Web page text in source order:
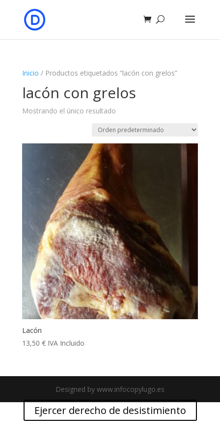
Inicio / Productos etiquetados “lacón con grelos”
lacón con grelos
Mostrando el único resultado
Lacón
13,50 € IVA Incluido
Designed by www.infocopylugo.es
Ejercer derecho de desistimiento